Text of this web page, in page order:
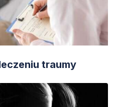
differences in depression
of Psychiatry.
traumy